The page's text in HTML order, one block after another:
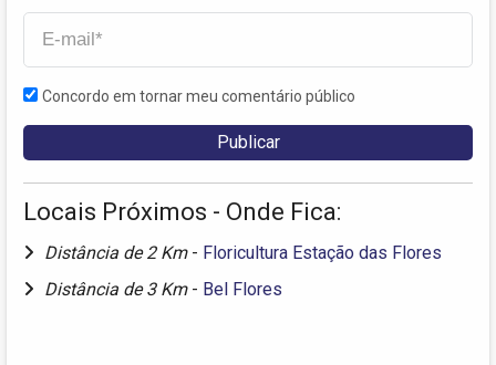
Concordo em tornar meu comentário público
Locais Próximos - Onde Fica:
Distância de 2 Km - Floricultura Estação das Flores
Distância de 3 Km - Bel Flores